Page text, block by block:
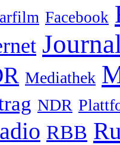
Facebook
Mediathek
NDR
RBB